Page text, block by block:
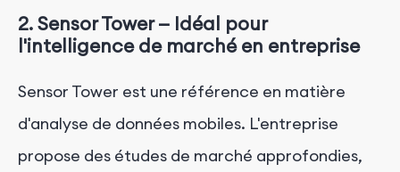
2.Sensor Tower — Idéal pour
l'intelligence de marché en entreprise
Sensor Tower est une référence en matière
d'analyse de données mobiles. L'entreprise
propose des études de marché approfondies,